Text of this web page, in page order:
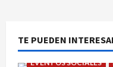
TE PUEDEN
EVENTOS SOCIALES